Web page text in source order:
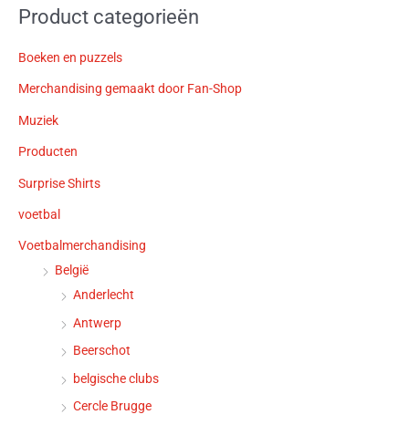
Product categorieën
Boeken en puzzels
Merchandising gemaakt door Fan-Shop
Muziek
Producten
Surprise Shirts
voetbal
Voetbalmerchandising
België
Anderlecht
Antwerp
Beerschot
belgische clubs
Cercle Brugge